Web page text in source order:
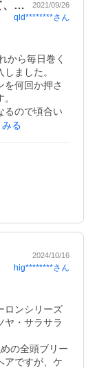
方が髪質が
、… 2021/09/26
qld********さん
から毎日巻く
ました。
を何回か押さ
るので頃合い
使い続けて
ませんが。
思います。
る
2024/10/16
hig********さん
ロンシリーズ
ヤ・サラサラ
の全頭ブリー
アですが、ケ